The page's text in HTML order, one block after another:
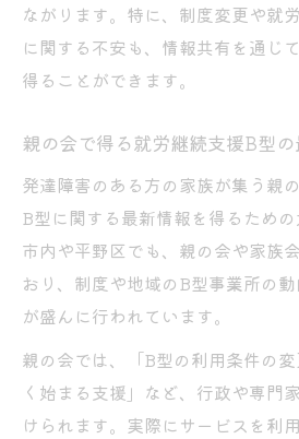
ながります。特に、制度変更や就
に関する不安も、情報共有を通じ
得ることができます。
親の会で得る就労継続支援B型
発達障害のある方の家族が集う親
B型に関する最新情報を得るため
市内や平野区でも、親の会や家族
おり、制度や地域のB型事業所の
が盛んに行われています。
親の会では、「B型の利用条件の
く始まる支援」など、行政や専門
けられます。実際にサービスを利